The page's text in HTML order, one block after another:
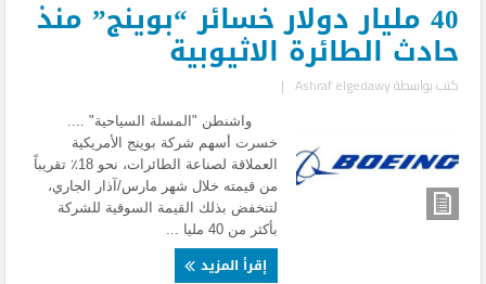
40 مليار دولار خسائر “بوينج” منذ
حادث الطائرة الاثيوبية
كتب بواسطةAshraf elgedawy
|
واشنطن "المسلة السياحية" ....
خسرت أسهم شركة بوينج الأمريكية
العملاقة لصناعة الطائرات، نحو 18٪ تقريباً
من قيمته خلال شهر مارس/آذار الجاري،
لتنخفض بذلك القيمة السوقية للشركة
بأكثر من 40 مليا ...
إقرأ المزيد